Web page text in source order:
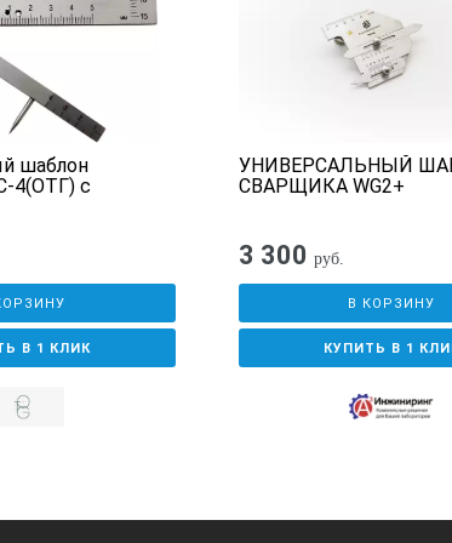
опустить измерительный движок 2 плотно
шаблон
4(ОТГ) с
В 1 КЛИК
УНИВЕРСАЛЬНЫЙ
СВАРЩИКА WG2+
3 300 руб.
В КОРЗИНУ
КУПИТЬ В 1